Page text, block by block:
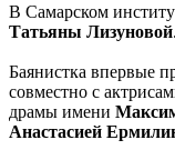
В Самарском
Татьяны Лизуновой.
Баянистка впервые
совместно с
драмы имени
Анастасией